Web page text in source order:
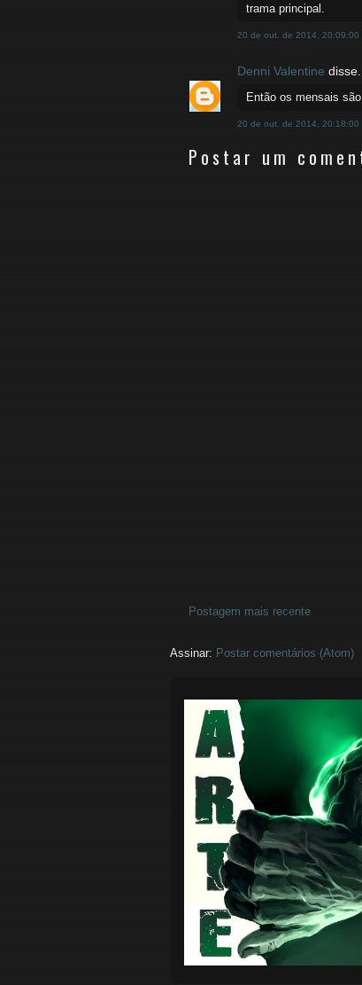
trama principal.
20 de out. de 2014, 20:09:00
Denni Valentine disse...
Então os mensais
20 de out. de 2014, 20:18:00
Postar um
Postagem mais recente
Assinar: Postar comentários (Atom)